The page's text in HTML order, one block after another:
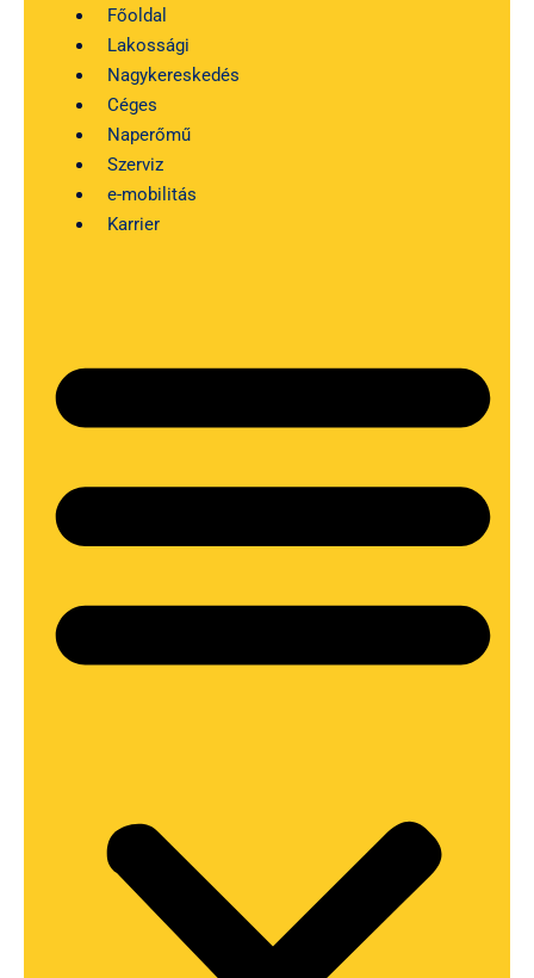
tartalomba
Főoldal
Lakossági
Nagykereskedés
Céges
Naperőmű
Szerviz
e-mobilitás
Karrier